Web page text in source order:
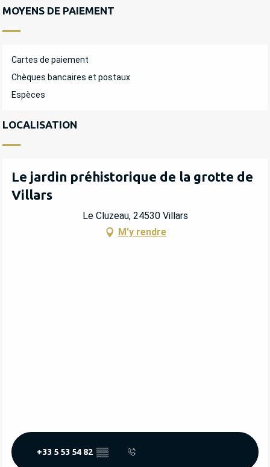
MOYENS DE PAIEMENT
Cartes de paiement
Chèques bancaires et postaux
Espèces
LOCALISATION
Le jardin préhistorique de la grotte de
Villars
Le Cluzeau, 24530 Villars
M'y rendre
+33 5 53 54 82 ▒▒